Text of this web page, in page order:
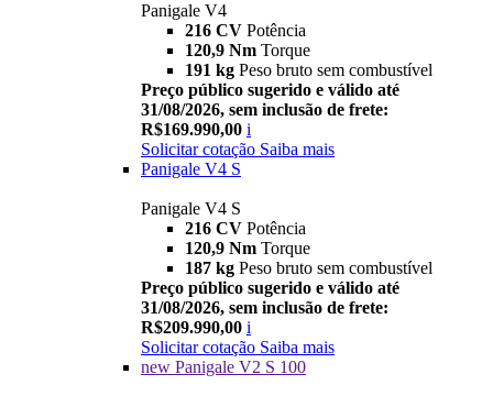
Panigale V4
216 CV Potência
120,9 Nm Torque
191 kg Peso bruto sem combustível
Preço público sugerido e válido até
31/08/2026, sem inclusão de frete:
R$169.990,00 i
Solicitar cotação Saiba mais
Panigale V4 S
Panigale V4 S
216 CV Potência
120,9 Nm Torque
187 kg Peso bruto sem combustível
Preço público sugerido e válido até
31/08/2026, sem inclusão de frete:
R$209.990,00 i
Solicitar cotação Saiba mais
new Panigale V2 S 100